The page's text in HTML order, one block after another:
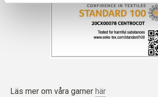
Läs mer om våra garner här